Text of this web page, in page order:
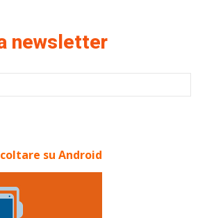
newsletter
su Android